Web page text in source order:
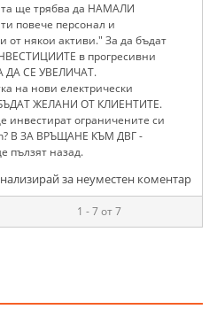
ще трябва да НАМАЛИ
повече персонал и
от някои активи." За да бъдат
в прогресивни
ДА СЕ УВЕЛИЧАТ.
на нови електрически
ЖЕЛАНИ ОТ КЛИЕНТИТЕ.
инвестират ограничените си
В ЗА ВРЪЩАНЕ КЪМ ДВГ -
пълзят назад.
за неуместен коментар
1 - 7 от 7